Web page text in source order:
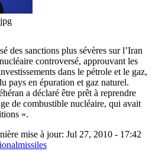
des sanctions plus sévères sur l’Iran
controversé, approuvant les
dans le pétrole et le gaz,
pays en épuration et gaz naturel.
a déclaré être prêt à reprendre
de combustible nucléaire, qui avait
».
mise à jour: Jul 27, 2010 - 17:42
missiles